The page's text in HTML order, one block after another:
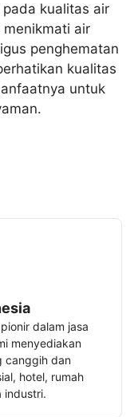
kualitas air
air
penghematan
kualitas
untuk
dalam jasa
menyediakan
canggih dan
hotel, rumah
industri.